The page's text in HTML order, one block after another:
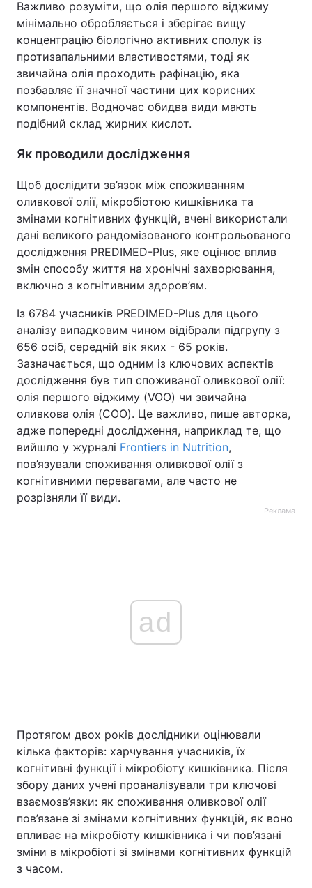
Важливо розуміти, що олія першого віджиму
мінімально обробляється і зберігає вищу
концентрацію біологічно активних сполук із
протизапальними властивостями, тоді як
звичайна олія проходить рафінацію, яка
позбавляє її значної частини цих корисних
компонентів. Водночас обидва види мають
подібний склад жирних кислот.
Як проводили дослідження
Щоб дослідити зв’язок між споживанням
оливкової олії, мікробіотою кишківника та
змінами когнітивних функцій, вчені використали
дані великого рандомізованого контрольованого
дослідження PREDIMED-Plus, яке оцінює вплив
змін способу життя на хронічні захворювання,
включно з когнітивним здоров’ям.
Із 6784 учасників PREDIMED-Plus для цього
аналізу випадковим чином відібрали підгрупу з
656 осіб, середній вік яких - 65 років.
Зазначається, що одним із ключових аспектів
дослідження був тип споживаної оливкової олії:
олія першого віджиму (VOO) чи звичайна
оливкова олія (COO). Це важливо, пише авторка,
адже попередні дослідження, наприклад те, що
вийшло у журналі Frontiers in Nutrition,
пов’язували споживання оливкової олії з
когнітивними перевагами, але часто не
розрізняли її види.
Реклама
ad
Протягом двох років дослідники оцінювали
кілька факторів: харчування учасників, їх
когнітивні функції і мікробіоту кишківника. Після
збору даних учені проаналізували три ключові
взаємозв’язки: як споживання оливкової олії
пов’язане зі змінами когнітивних функцій, як воно
впливає на мікробіоту кишківника і чи пов’язані
зміни в мікробіоті зі змінами когнітивних функцій
з часом.